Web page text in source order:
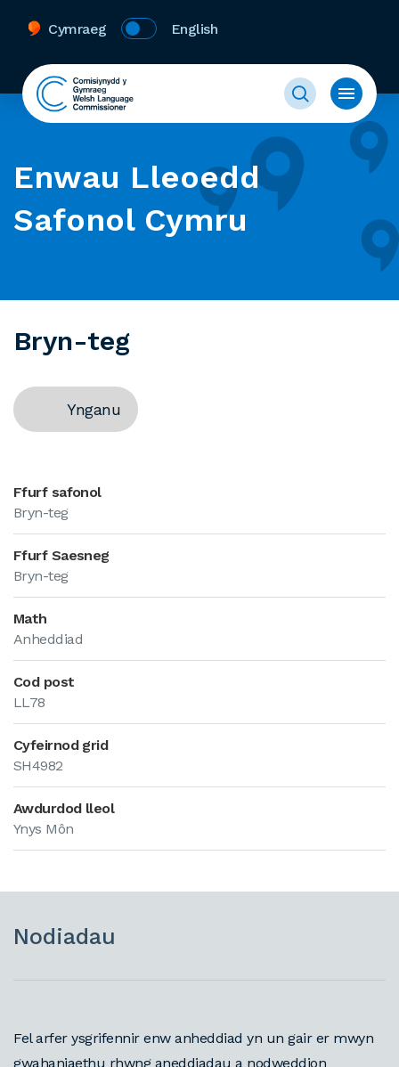
Cymraeg English
Enwau Lleoedd
Safonol Cymru
Bryn-teg
Ynganu
Ffurf safonol
Bryn-teg
Ffurf Saesneg
Bryn-teg
Math
Anheddiad
Cod post
LL78
Cyfeirnod grid
SH4982
Awdurdod lleol
Ynys Môn
Nodiadau
Fel arfer ysgrifennir enw anheddiad yn un gair er mwyn
gwahaniaethu rhwng aneddiadau a nodweddion